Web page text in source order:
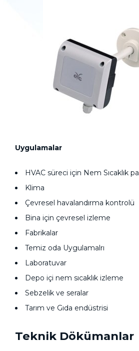
Uygulamalar
HVAC süreci için Nem Sıcaklık
Klima
Çevresel havalandırma kontrolü
Bina için çevresel izleme
Fabrikalar
Temiz oda Uygulamalrı
Laboratuvar
Depo içi nem sıcaklık izleme
Sebzelik ve seralar
Tarım ve Gıda endüstrisi
Teknik Dökümanlar